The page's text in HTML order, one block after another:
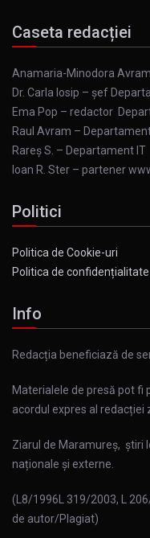
Caseta redacției
Anamaria-Minodora
Dr. Carla Iosip – șef
Ema Pop – redactor
Raul Avram –
Rareș S. – Departament IT
Ioan R. Ster – partener
Politici
Politica de Cookie-uri
Politica de confidențialitate
Info
Redacția beneficiază de
Materialele de presă pot fi
acordul expres al
Ziarul de Maramureș, știri
naționale și externe.
(L8/1996L 319/2003, L
de autor/Plagiat)